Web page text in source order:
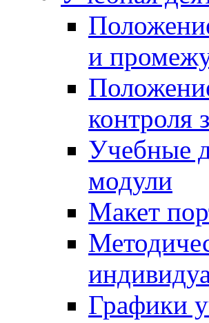
и
контроля
Учебные
модули
Макет
Графики